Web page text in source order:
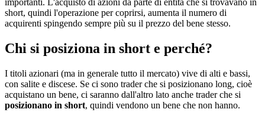
short, quindi l'operazione per coprirsi, aumenta il numero di
acquirenti spingendo sempre più su il prezzo del bene stesso.
Chi si posiziona in short e perché?
I titoli azionari (ma in generale tutto il mercato) vive di alti e bassi,
con salite e discese. Se ci sono trader che si posizionano long, cioè
acquistano un bene, ci saranno dall'altro lato anche trader che si
posizionano in short, quindi vendono un bene che non hanno.